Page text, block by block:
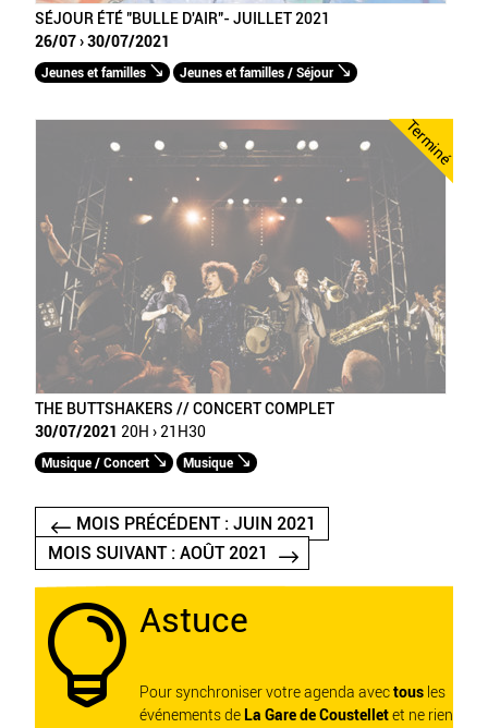
SÉJOUR ÉTÉ "BULLE D'AIR"- JUILLET 2021
26/07 › 30/07/2021
Jeunes et familles Jeunes et familles / Séjour
Terminé
THE BUTTSHAKERS // CONCERT COMPLET
30/07/2021 20H › 21H30
Musique / Concert Musique
MOIS PRÉCÉDENT : JUIN 2021
MOIS SUIVANT : AOÛT 2021
 Astuce
Pour synchroniser votre agenda avectous les
événements de La Gare de Coustelletet ne rien